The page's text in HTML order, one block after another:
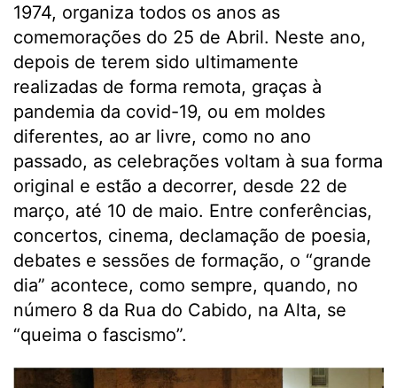
1974, organiza todos os anos as
comemorações do 25 de Abril. Neste ano,
depois de terem sido ultimamente
realizadas de forma remota, graças à
pandemia da covid-19, ou em moldes
diferentes, ao ar livre, como no ano
passado, as celebrações voltam à sua forma
original e estão a decorrer, desde 22 de
março, até 10 de maio. Entre conferências,
concertos, cinema, declamação de poesia,
debates e sessões de formação, o “grande
dia” acontece, como sempre, quando, no
número 8 da Rua do Cabido, na Alta, se
“queima o fascismo”.